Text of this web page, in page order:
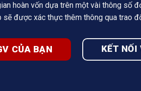
hoàn vốn dựa trên một vài thông số
sẽ được xác thực thêm thông qua trao
CỦA BẠN KẾT NỐI